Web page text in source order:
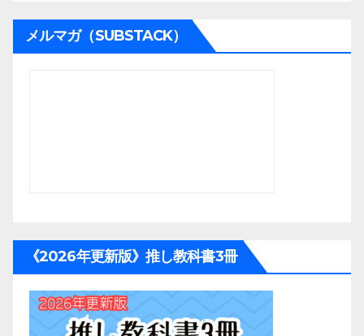
メルマガ（SUBSTACK）
《2026年更新版》推し教科書3冊